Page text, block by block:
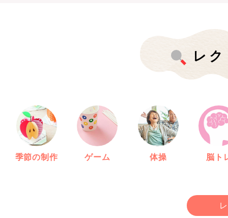
レ
季節の制作 ゲーム 体操 脳ト